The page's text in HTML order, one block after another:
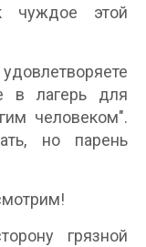
чуждое этой
в лагерь для
человеком".
но парень
грязной